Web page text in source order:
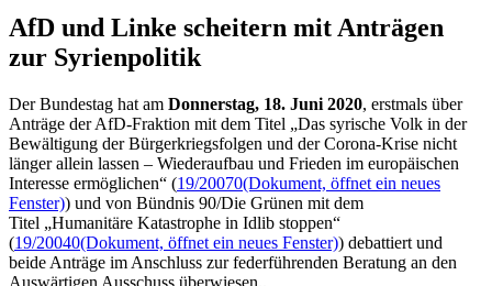
AfD und Linke scheitern mit Anträgen
zur Syrien­politik
Der Bundestag hat am Donnerstag, 18. Juni 2020, erstmals über
Anträge der AfD-Fraktion mit dem Titel „Das syrische Volk in der
Bewältigung der Bürgerkriegsfolgen und der Corona-Krise nicht
länger allein lassen – Wiederaufbau und Frieden im europäischen
Interesse ermöglichen“ (19/20070(Dokument, öffnet ein neues
Fenster)) und von Bündnis 90/Die Grünen mit dem
Titel „Humanitäre Katastrophe in Idlib stoppen“
(19/20040(Dokument, öffnet ein neues Fenster)) debattiert und
beide Anträge im Anschluss zur federführenden Beratung an den
Auswärtigen Ausschuss überwiesen..